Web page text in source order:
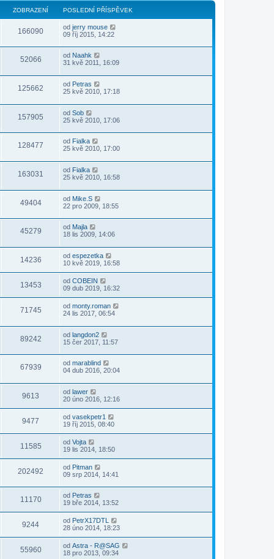
ZOBRAZENÍ POSLEDNÍ PŘÍSPĚVEK
166090 od jerry mouse
09 říj 2015, 14:22
52066 od Naahk
31 kvě 2011, 16:09
125662 od Petras
25 kvě 2010, 17:18
157905 od Sob
25 kvě 2010, 17:06
128477 od Fialka
25 kvě 2010, 17:00
163031 od Fialka
25 kvě 2010, 16:58
49404 od Mike.S
22 pro 2009, 18:55
45279 od Majla
18 lis 2009, 14:06
14236 od espezetka
10 kvě 2019, 16:58
13453 od COBEIN
09 dub 2019, 16:32
71745 od monty.roman
24 lis 2017, 06:54
89242 od langdon2
15 čer 2017, 11:57
67939 od marablind
04 dub 2016, 20:04
9613 od lawer
20 úno 2016, 12:16
9477 od vasekpetr1
19 říj 2015, 08:40
11585 od Vojta
19 lis 2014, 18:50
202492 od Pitman
09 srp 2014, 14:41
11170 od Petras
19 bře 2014, 13:52
9244 od PetrX17DTL
28 úno 2014, 18:23
55960 od Astra - R@SAG
18 pro 2013, 09:34